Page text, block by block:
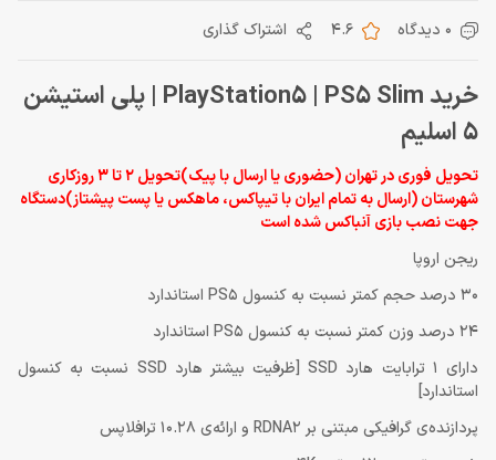
0 دیدگاه 4.6 اشتراک گذاری
خرید PlayStation5 | PS5 Slim | پلی استیشن
5 اسليم
تحویل فوری در تهران (حضوری یا ارسال با پیک)
تحویل 2 تا 3 روزکاری
شهرستان (ارسال به تمام ایران با تیپاکس، ماهکس یا پست پیشتاز)دستگاه
جهت نصب بازی آنباکس شده است
ریجن اروپا
30 درصد حجم کمتر نسبت به کنسول PS5 استاندارد
24 درصد وزن کمتر نسبت به کنسول PS5 استاندارد
دارای 1 ترابایت هارد SSD [ظرفیت بیشتر هارد SSD نسبت به کنسول
استاندارد]
پردازنده‌ی گرافیکی مبتنی بر RDNA2 و ارائه‌ی 10.28 ترافلاپس